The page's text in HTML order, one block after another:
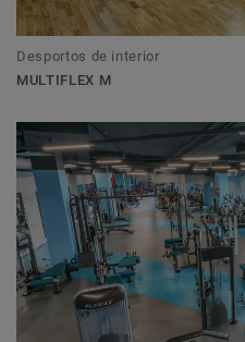
Desportos de interior
MULTIFLEX M